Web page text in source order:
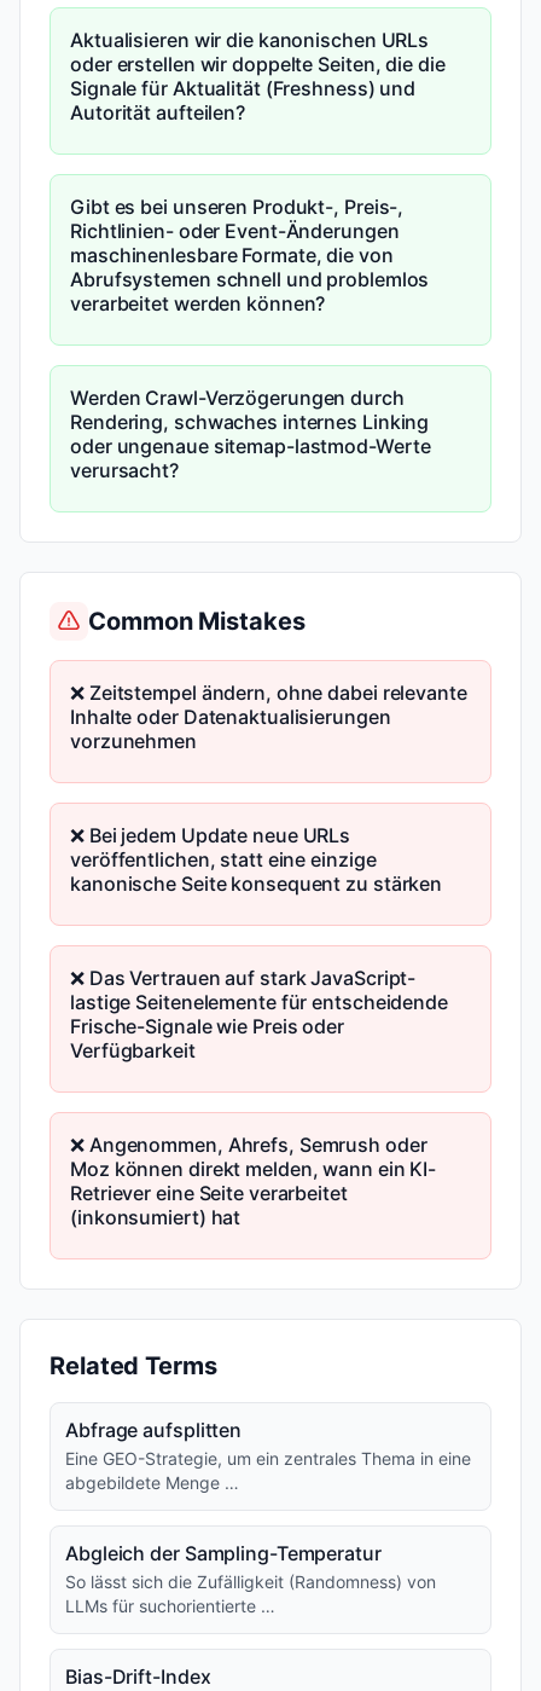
Aktualisieren wir die kanonischen URLs
oder erstellen wir doppelte Seiten, die die
Signale für Aktualität (Freshness) und
Autorität aufteilen?
Gibt es bei unseren Produkt-, Preis-,
Richtlinien- oder Event-Änderungen
maschinenlesbare Formate, die von
Abrufsystemen schnell und problemlos
verarbeitet werden können?
Werden Crawl-Verzögerungen durch
Rendering, schwaches internes Linking
oder ungenaue sitemap-lastmod-Werte
verursacht?
Common Mistakes
❌ Zeitstempel ändern, ohne dabei relevante
Inhalte oder Datenaktualisierungen
vorzunehmen
❌ Bei jedem Update neue URLs
veröffentlichen, statt eine einzige
kanonische Seite konsequent zu stärken
❌ Das Vertrauen auf stark JavaScript-
lastige Seitenelemente für entscheidende
Frische-Signale wie Preis oder
Verfügbarkeit
❌ Angenommen, Ahrefs, Semrush oder
Moz können direkt melden, wann ein KI-
Retriever eine Seite verarbeitet
(inkonsumiert) hat
Related Terms
Abfrage aufsplitten
Eine GEO-Strategie, um ein zentrales Thema in eine
abgebildete Menge …
Abgleich der Sampling-Temperatur
So lässt sich die Zufälligkeit (Randomness) von
LLMs für suchorientierte …
Bias-Drift-Index